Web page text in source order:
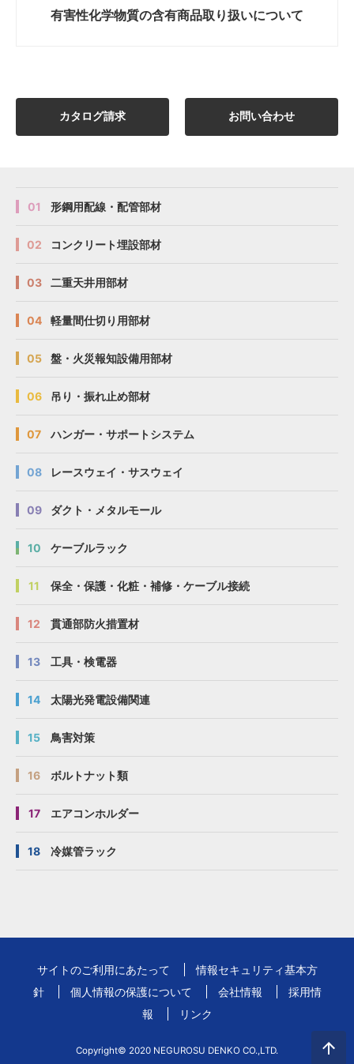
有害性化学物質の含有商品取り扱いについて
カタログ請求 お問い合わせ
01 形鋼用配線・配管部材
02 コンクリート埋設部材
03 二重天井用部材
04 軽量間仕切り用部材
05 盤・火災報知設備用部材
06 吊り・振れ止め部材
07 ハンガー・サポートシステム
08 レースウェイ・サスウェイ
09 ダクト・メタルモール
10 ケーブルラック
11 保全・保護・化粧・補修・ケーブル接続
12 貫通部防火措置材
13 工具・検電器
14 太陽光発電設備関連
15 鳥害対策
16 ボルトナット類
17 エアコンホルダー
18 冷媒管ラック
サイトのご利用にあたって
情報セキュリティ基本方
針
個人情報の保護について 会社情報
採用情
報
リンク
Copyright© 2020 NEGUROSU DENKO CO.,LTD.